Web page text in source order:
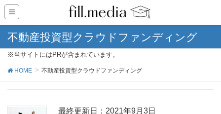
不動産投資型クラウドファンディング
※当サイトにはPRが含まれています。
HOME 不動産投資型クラウドファンディング
最終更新日：2021年9月3日